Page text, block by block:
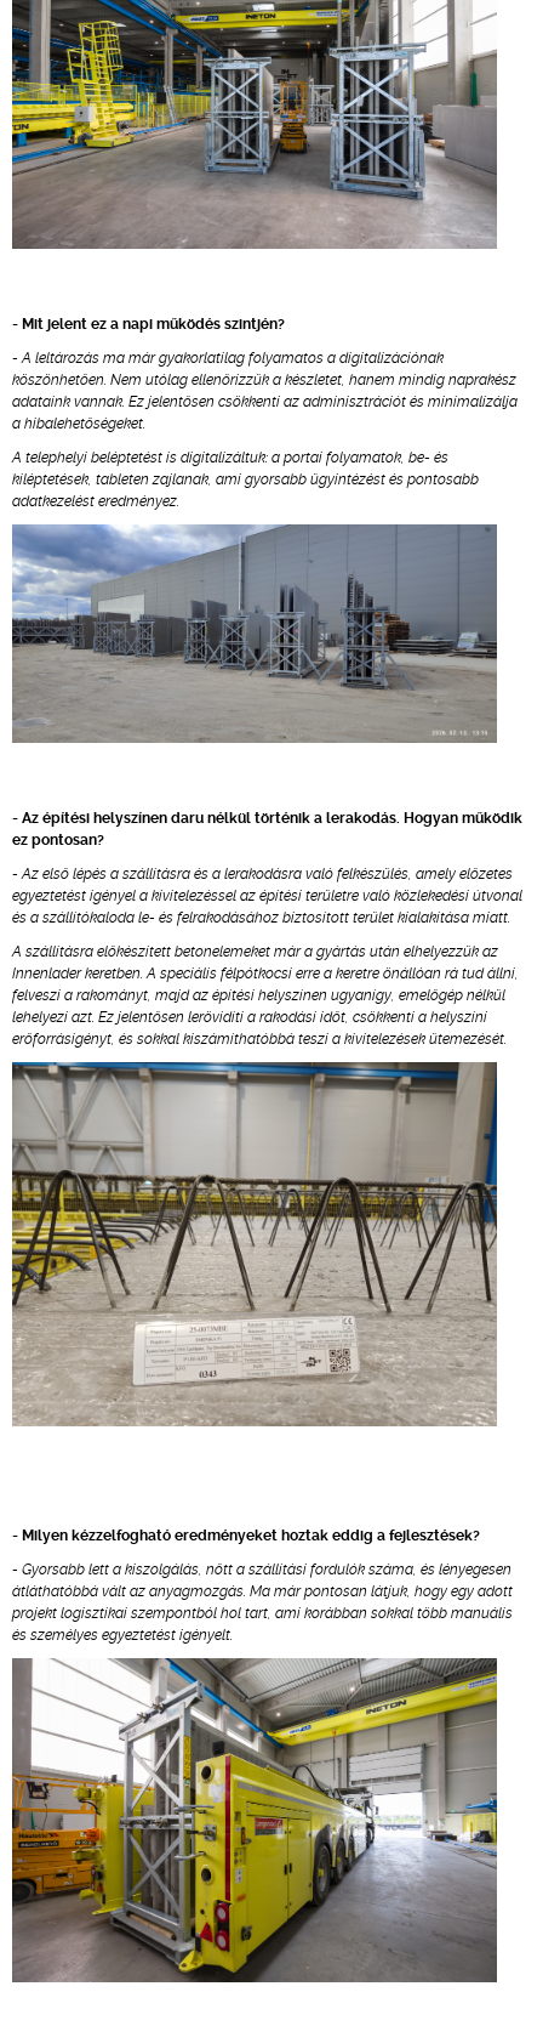
- Mit jelent ez a napi működés szintjén?
- A leltározás ma már gyakorlatilag folyamatos a digitalizációnak
köszönhetően. Nem utólag ellenőrizzük a készletet, hanem mindig naprakész
adataink vannak. Ez jelentősen csökkenti az adminisztrációt és minimalizálja
a hibalehetőségeket.
A telephelyi beléptetést is digitalizáltuk: a portai folyamatok, be- és
kiléptetések, tableten zajlanak, ami gyorsabb ügyintézést és pontosabb
adatkezelést eredményez.
- Az építési helyszínen daru nélkül történik a lerakodás. Hogyan működik
ez pontosan?
- Az első lépés a szállításra és a lerakodásra való felkészülés, amely előzetes
egyeztetést igényel a kivitelezéssel az építési területre való közlekedési útvonal
és a szállítókaloda le- és felrakodásához biztosított terület kialakítása miatt.
A szállításra előkészített betonelemeket már a gyártás után elhelyezzük az
Innenlader keretben. A speciális félpótkocsi erre a keretre önállóan rá tud állni,
felveszi a rakományt, majd az építési helyszínen ugyanígy, emelőgép nélkül
lehelyezi azt. Ez jelentősen lerövidíti a rakodási időt, csökkenti a helyszíni
erőforrásigényt, és sokkal kiszámíthatóbbá teszi a kivitelezések ütemezését.
- Milyen kézzelfogható eredményeket hoztak eddig a fejlesztések?
- Gyorsabb lett a kiszolgálás, nőtt a szállítási fordulók száma, és lényegesen
átláthatóbbá vált az anyagmozgás. Ma már pontosan látjuk, hogy egy adott
projekt logisztikai szempontból hol tart, ami korábban sokkal több manuális
és személyes egyeztetést igényelt.